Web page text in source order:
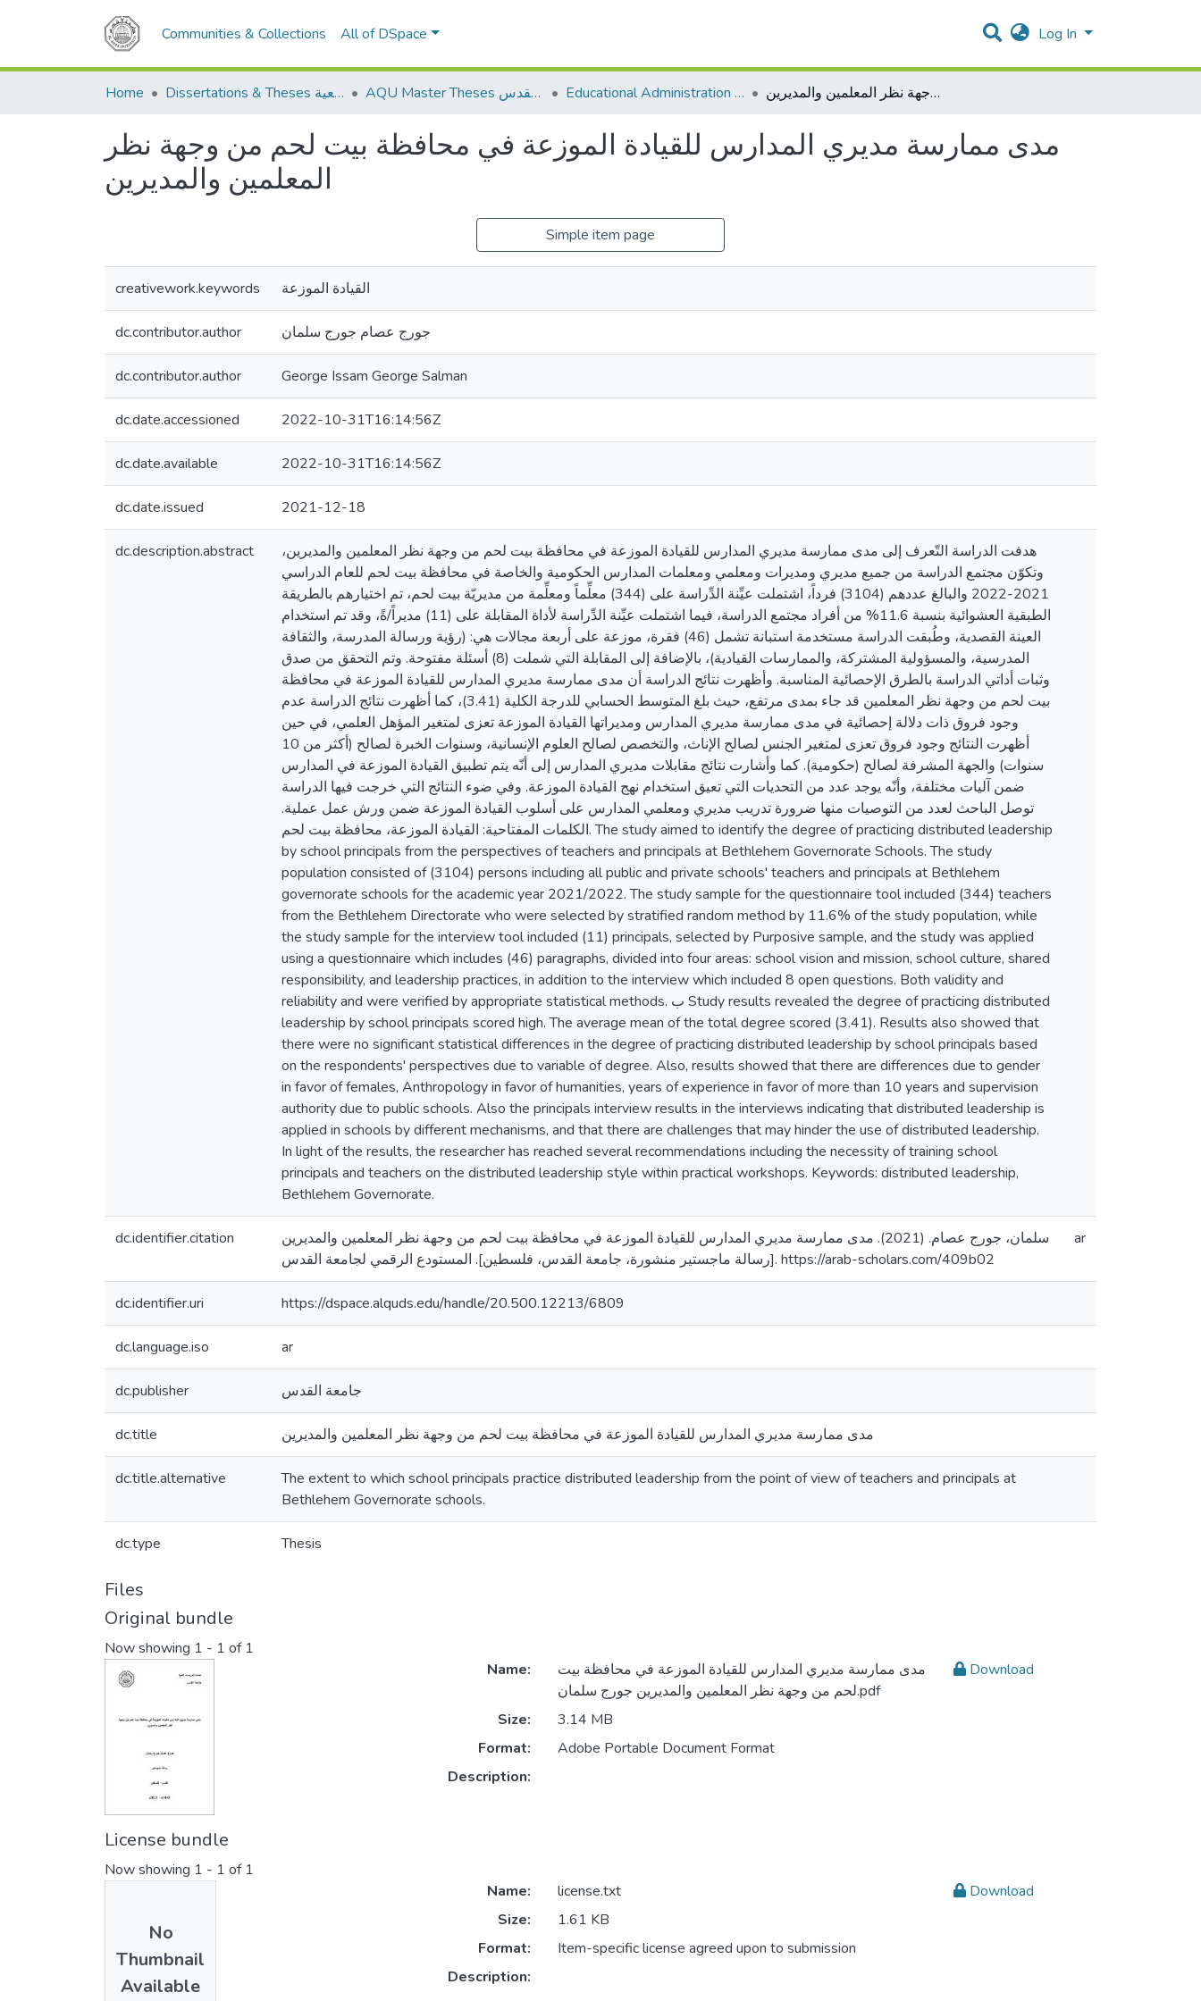
Communities & Collections All of DSpace Log In
Home Dissertations & Theses الرسائل الجامعية AQU Master Theses الرسائل الجامعية الخاصة بجامعة القدس Educational Administration الادارة التربوية مدى ممارسة مديري المدارس للقيادة الموزعة في محافظة بيت لحم من وجهة نظر المعلمين والمديرين
مدى ممارسة مديري المدارس للقيادة الموزعة في محافظة بيت لحم من وجهة نظر
المعلمين والمديرين
Simple item page
creativework.keywords القيادة الموزعة
dc.contributor.author جورج عصام جورج سلمان
dc.contributor.author George Issam George Salman
dc.date.accessioned 2022-10-31T16:14:56Z
dc.date.available 2022-10-31T16:14:56Z
dc.date.issued 2021-12-18
dc.description.abstract
هدفت الدراسة التّعرف إلى مدى ممارسة مديري المدارس للقيادة الموزعة في محافظة بيت لحم من وجهة نظر المعلمين والمديرين،
وتكوّن مجتمع الدراسة من جميع مديري ومديرات ومعلمي ومعلمات المدارس الحكومية والخاصة في محافظة بيت لحم للعام الدراسي
2021-2022 والبالغ عددهم (3104) فرداً، اشتملت عيِّنة الدِّراسة على (344) معلِّماً ومعلِّمة من مديريّة بيت لحم، تم اختيارهم بالطريقة
الطبقية العشوائية بنسبة 11.6% من أفراد مجتمع الدراسة، فيما اشتملت عيِّنة الدِّراسة لأداة المقابلة على (11) مديراً/ةً، وقد تم استخدام
العينة القصدية، وطُبقت الدراسة مستخدمة استبانة تشمل (46) فقرة، موزعة على أربعة مجالات هي: (رؤية ورسالة المدرسة، والثقافة
المدرسية، والمسؤولية المشتركة، والممارسات القيادية)، بالإضافة إلى المقابلة التي شملت (8) أسئلة مفتوحة. وتم التحقق من صدق
وثبات أداتي الدراسة بالطرق الإحصائية المناسبة. وأظهرت نتائج الدراسة أن مدى ممارسة مديري المدارس للقيادة الموزعة في محافظة
بيت لحم من وجهة نظر المعلمين قد جاء بمدى مرتفع، حيث بلغ المتوسط الحسابي للدرجة الكلية (3.41)، كما أظهرت نتائج الدراسة عدم
وجود فروق ذات دلالة إحصائية في مدى ممارسة مديري المدارس ومديراتها القيادة الموزعة تعزى لمتغير المؤهل العلمي، في حين
أظهرت النتائج وجود فروق تعزى لمتغير الجنس لصالح الإناث، والتخصص لصالح العلوم الإنسانية، وسنوات الخبرة لصالح (أكثر من 10
سنوات) والجهة المشرفة لصالح (حكومية). كما وأشارت نتائج مقابلات مديري المدارس إلى أنّه يتم تطبيق القيادة الموزعة في المدارس
ضمن آليات مختلفة، وأنّه يوجد عدد من التحديات التي تعيق استخدام نهج القيادة الموزعة. وفي ضوء النتائج التي خرجت فيها الدراسة
توصل الباحث لعدد من التوصيات منها ضرورة تدريب مديري ومعلمي المدارس على أسلوب القيادة الموزعة ضمن ورش عمل عملية.
الكلمات المفتاحية: القيادة الموزعة، محافظة بيت لحم. The study aimed to identify the degree of practicing distributed leadership
by school principals from the perspectives of teachers and principals at Bethlehem Governorate Schools. The study
population consisted of (3104) persons including all public and private schools' teachers and principals at Bethlehem
governorate schools for the academic year 2021/2022. The study sample for the questionnaire tool included (344) teachers
from the Bethlehem Directorate who were selected by stratified random method by 11.6% of the study population, while
the study sample for the interview tool included (11) principals, selected by Purposive sample, and the study was applied
using a questionnaire which includes (46) paragraphs, divided into four areas: school vision and mission, school culture, shared
responsibility, and leadership practices, in addition to the interview which included 8 open questions. Both validity and
reliability and were verified by appropriate statistical methods. ب Study results revealed the degree of practicing distributed
leadership by school principals scored high. The average mean of the total degree scored (3.41). Results also showed that
there were no significant statistical differences in the degree of practicing distributed leadership by school principals based
on the respondents' perspectives due to variable of degree. Also, results showed that there are differences due to gender
in favor of females, Anthropology in favor of humanities, years of experience in favor of more than 10 years and supervision
authority due to public schools. Also the principals interview results in the interviews indicating that distributed leadership is
applied in schools by different mechanisms, and that there are challenges that may hinder the use of distributed leadership.
In light of the results, the researcher has reached several recommendations including the necessity of training school
principals and teachers on the distributed leadership style within practical workshops. Keywords: distributed leadership,
Bethlehem Governorate.
dc.identifier.citation
سلمان، جورج عصام. (2021). مدى ممارسة مديري المدارس للقيادة الموزعة في محافظة بيت لحم من وجهة نظر المعلمين والمديرين
[رسالة ماجستير منشورة، جامعة القدس، فلسطين]. المستودع الرقمي لجامعة القدس. https://arab-scholars.com/409b02
ar
dc.identifier.uri https://dspace.alquds.edu/handle/20.500.12213/6809
dc.language.iso ar
dc.publisher جامعة القدس
dc.title مدى ممارسة مديري المدارس للقيادة الموزعة في محافظة بيت لحم من وجهة نظر المعلمين والمديرين
dc.title.alternative
The extent to which school principals practice distributed leadership from the point of view of teachers and principals at
Bethlehem Governorate schools.
dc.type Thesis
Files
Original bundle
Now showing 1 - 1 of 1
Name:
مدى ممارسة مديري المدارس للقيادة الموزعة في محافظة بيت
لحم من وجهة نظر المعلمين والمديرين جورج سلمان.pdf
Size:
3.14 MB
Format:
Adobe Portable Document Format
Description:
Download
License bundle
Now showing 1 - 1 of 1
No
Thumbnail
Available
Name:
license.txt
Size:
1.61 KB
Format:
Item-specific license agreed upon to submission
Description:
Download